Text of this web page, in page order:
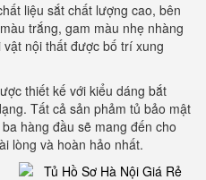
liệu sắt chất lượng cao, bên
trắng, gam màu nhẹ nhàng
nội thất được bố trí xung
thiết kế với kiểu dáng bắt
Tất cả sản phảm tủ bảo mật
hàng đầu sẽ mang đến cho
lòng và hoàn hảo nhất.